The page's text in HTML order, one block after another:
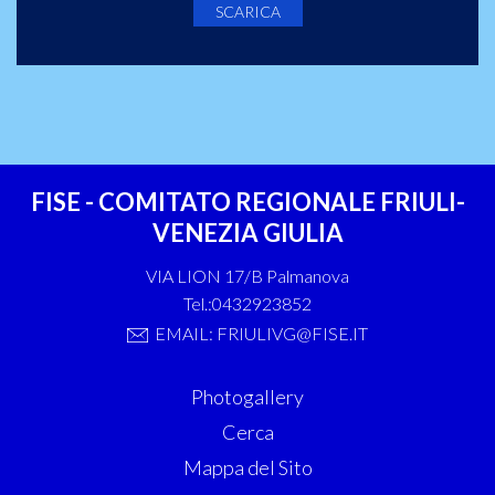
SCARICA
FISE - COMITATO REGIONALE FRIULI-
VENEZIA GIULIA
VIA LION 17/B Palmanova
Tel.:0432923852
EMAIL: FRIULIVG@FISE.IT
Photogallery
Cerca
Mappa del Sito